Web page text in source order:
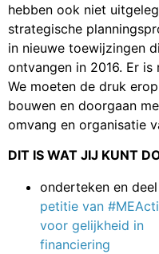
hebben ook niet
strategische
in nieuwe toewijzingen
ontvangen in 2016. Er
We moeten de druk
bouwen en doorgaan
omvang en organisatie
DIT IS WAT JIJ KUNT
onderteken en
petitie van
voor gelijkheid in
financiering